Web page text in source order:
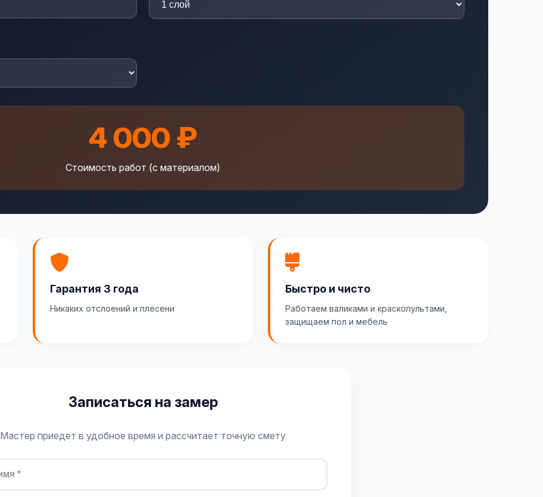
4 000 ₽
Стоимость работ (с материалом)
Гарантия 3 года
Никаких отслоений и плесени
Быстро и чисто
Работаем валиками и краскопультами,
защищаем пол и мебель
Записаться на замер
Мастер приедет в удобное время и рассчитает точную смету